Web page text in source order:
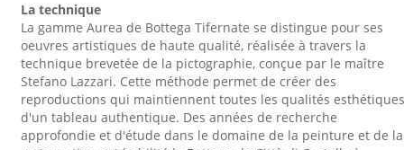
La technique
La gamme Aurea de Bottega Tifernate se distingue pour ses
oeuvres artistiques de haute qualité, réalisée à travers la
technique brevetée de la pictographie, conçue par le maître
Stefano Lazzari. Cette méthode permet de créer des
reproductions qui maintiennent toutes les qualités esthétiques
d'un tableau authentique. Des années de recherche
approfondie et d'étude dans le domaine de la peinture et de la